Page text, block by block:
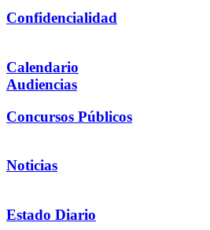
Confidencialidad
Calendario
Audiencias
Concursos Públicos
Noticias
Estado Diario